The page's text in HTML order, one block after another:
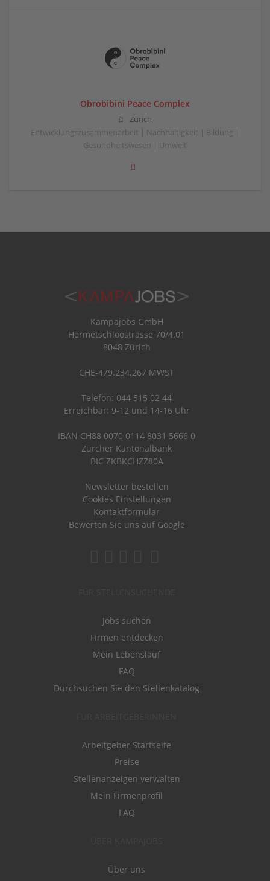
Obrobibini Peace Complex
Zürich
Entwicklungszusammenarbeit | Nachhaltigkeit | Bildung |
Gesundheitswesen | Umwelt
Kampajobs GmbH
Hermetschloostrasse 70/4.01
8048 Zürich
CHE-479.234.267 MWST
Telefon: 044 515 02 44
Erreichbar: 9-12 und 14-16 Uhr
IBAN CH88 0070 0114 8031 5666 0
Zürcher Kantonalbank
BIC ZKBKCHZZ80A
Newsletter bestellen
Cookies Einstellungen
Kontaktformular
Bewerten Sie uns auf Google
Jobs suchen
Firmen entdecken
Mein Lebenslauf
FAQ
Durchsuchen Sie den Stellenkatalog
Arbeitgeber Startseite
Preise
Stellenanzeigen verwalten
Mein Firmenprofil
FAQ
Über uns